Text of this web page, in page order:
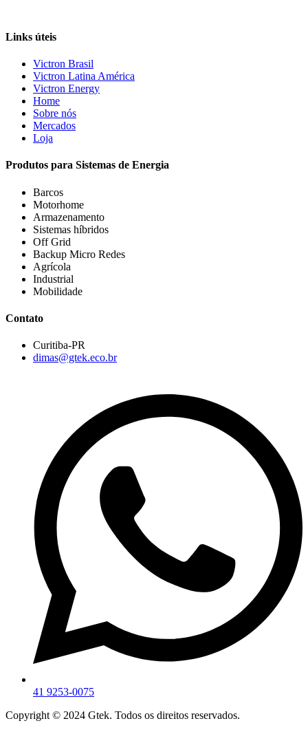
Links úteis
Victron Brasil
Victron Latina América
Victron Energy
Home
Sobre nós
Mercados
Loja
Produtos para Sistemas de Energia
Barcos
Motorhome
Armazenamento
Sistemas híbridos
Off Grid
Backup Micro Redes
Agrícola
Industrial
Mobilidade
Contato
Curitiba-PR
dimas@gtek.eco.br
41 9253-0075
Copyright © 2024 Gtek. Todos os direitos reservados.